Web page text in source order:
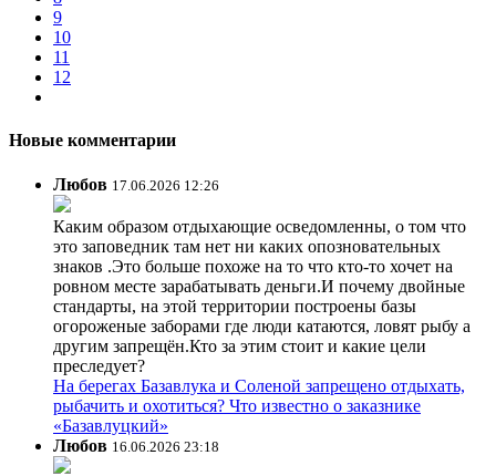
9
10
11
12
Новые комментарии
Любов 17.06.2026 12:26
Каким образом отдыхающие осведомленны, о том что
это заповедник там нет ни каких опозновательных
знаков .Это больше похоже на то что кто-то хочет на
ровном месте зарабатывать деньги.И почему двойные
стандарты, на этой территории построены базы
огороженые заборами где люди катаются, ловят рыбу а
другим запрещён.Кто за этим стоит и какие цели
преследует?
На берегах Базавлука и Соленой запрещено отдыхать,
рыбачить и охотиться? Что известно о заказнике
«Базавлуцкий»
Любов 16.06.2026 23:18